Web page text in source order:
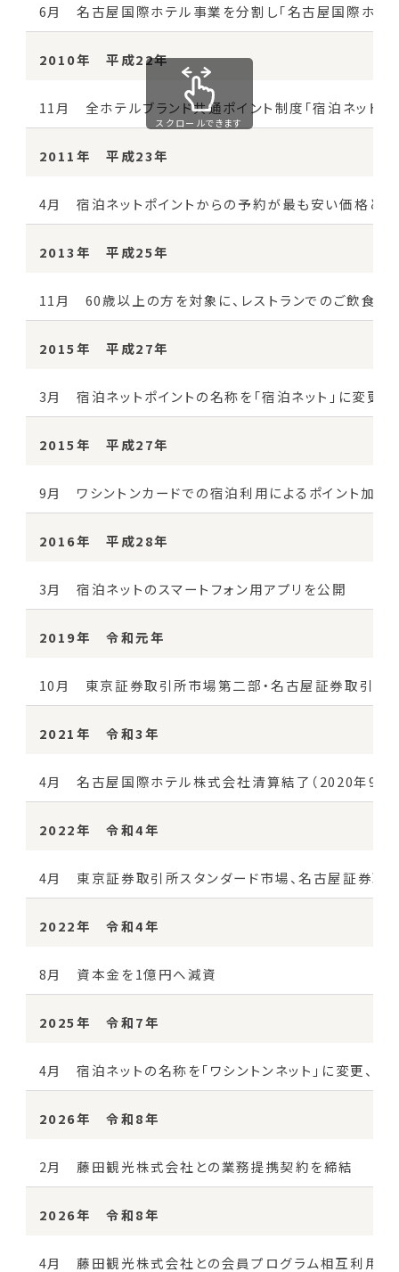
6月 名古屋国際ホテル事業を分割し「名古屋国際ホテ
2010年 平成22年
11月 全ホテルブランド共通ポイント制度「宿泊ネットポ
2011年 平成23年
4月 宿泊ネットポイントからの予約が最も安い価格とな
2013年 平成25年
11月 60歳以上の方を対象に、レストランでのご飲食が5
2015年 平成27年
3月 宿泊ネットポイントの名称を「宿泊ネット」に変更
2015年 平成27年
9月 ワシントンカードでの宿泊利用によるポイント加算
2016年 平成28年
3月 宿泊ネットのスマートフォン用アプリを公開
2019年 令和元年
10月 東京証券取引所市場第二部・名古屋証券取引所
2021年 令和3年
4月 名古屋国際ホテル株式会社清算結了（2020年9月
2022年 令和4年
4月 東京証券取引所スタンダード市場、名古屋証券取
2022年 令和4年
8月 資本金を1億円へ減資
2025年 令和7年
4月 宿泊ネットの名称を「ワシントンネット」に変更、
2026年 令和8年
2月 藤田観光株式会社との業務提携契約を締結
2026年 令和8年
4月 藤田観光株式会社との会員プログラム相互利用開
スクロールできます